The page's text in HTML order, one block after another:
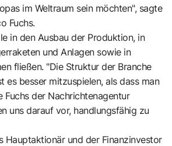
im Weltraum sein möchten", sagte
Fuchs.
in den Ausbau der Produktion, in
und Anlagen sowie in
fließen. "Die Struktur der Branche
es besser mitzuspielen, als dass man
Fuchs der Nachrichtenagentur
uns darauf vor, handlungsfähig zu
Hauptaktionär und der Finanzinvestor